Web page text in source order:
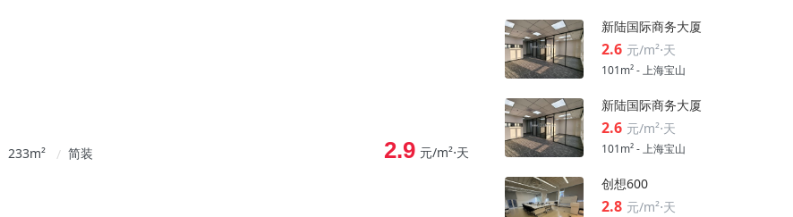
233m² / 简装
2.9 元/m²⋅天
新陆国际商务大厦
2.6 元/m²⋅天
101m² - 上海宝山
新陆国际商务大厦
2.6 元/m²⋅天
101m² - 上海宝山
创想600
2.8 元/m²⋅天